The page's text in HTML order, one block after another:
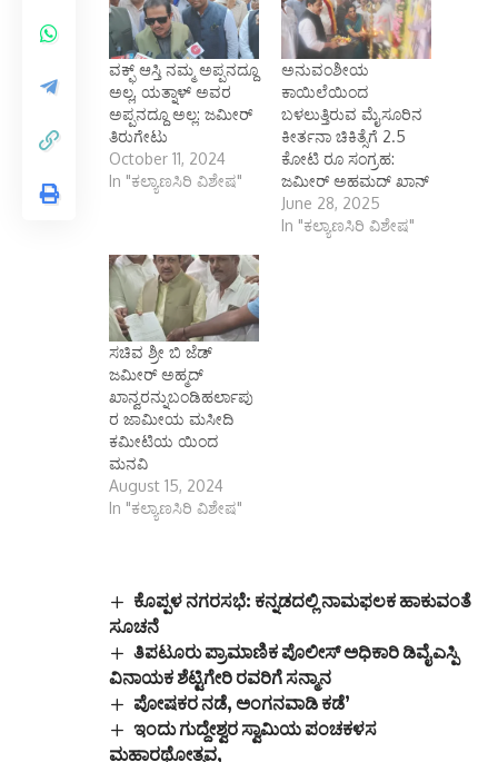
ವಕ್ಫ್‌ ಆಸ್ತಿ ನಮ್ಮ ಅಪ್ಪನದ್ದೂ
ಅಲ್ಲ, ಯತ್ನಾಳ್ ಅವರ
ಅಪ್ಪನದ್ದೂ ಅಲ್ಲ: ಜಮೀರ್
ತಿರುಗೇಟು
October 11, 2024
In "ಕಲ್ಯಾಣಸಿರಿ ವಿಶೇಷ"
ಅನುವಂಶೀಯ
ಕಾಯಿಲೆಯಿಂದ
ಬಳಲುತ್ತಿರುವ ಮೈಸೂರಿನ
ಕೀರ್ತನಾ ಚಿಕಿತ್ಸೆಗೆ 2.5
ಕೋಟಿ ರೂ ಸಂಗ್ರಹ:
ಜಮೀರ್‌ ಅಹಮದ್‌ ಖಾನ್
June 28, 2025
In "ಕಲ್ಯಾಣಸಿರಿ ವಿಶೇಷ"
ಸಚಿವ ಶ್ರೀ ಬಿ ಜೆಡ್
ಜಮೀರ್ ಅಹ್ಮದ್
ಖಾನ್ವರನ್ನುಬಂಡಿಹರ್ಲಾಪು
ರ ಜಾಮೀಯ ಮಸೀದಿ
ಕಮೀಟಿಯ ಯಿಂದ
ಮನವಿ
August 15, 2024
In "ಕಲ್ಯಾಣಸಿರಿ ವಿಶೇಷ"
ಕೊಪ್ಪಳ ನಗರಸಭೆ: ಕನ್ನಡದಲ್ಲಿ ನಾಮಫಲಕ ಹಾಕುವಂತೆ
ಸೂಚನೆ
ತಿಪಟೂರು ಪ್ರಾಮಾಣಿಕ ಪೊಲೀಸ್ ಅಧಿಕಾರಿ ಡಿವೈಎಸ್ಪಿ
ವಿನಾಯಕ ಶೆಟ್ಟಿಗೇರಿ ರವರಿಗೆ ಸನ್ಮಾನ‌
ಪೋಷಕರ ನಡೆ, ಅಂಗನವಾಡಿ ಕಡೆ’
ಇಂದು ಗುದ್ದೇಶ್ವರ ಸ್ವಾಮಿಯ ಪಂಚಕಳಸ
ಮಹಾರಥೋತ್ಸವ,